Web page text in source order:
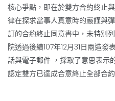
核心爭點，即在於雙方合約終止
律在探求當事人真意時的嚴謹與
訂的合約終止同意書中，未特別
院透過後續107年12月31日兩造
話與電子郵件 ，採取了意思表示
認定雙方已達成合意終止全部合